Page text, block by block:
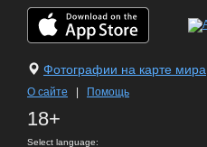
Фотографии на карте мира
О сайте Помощь
18+
Select language: